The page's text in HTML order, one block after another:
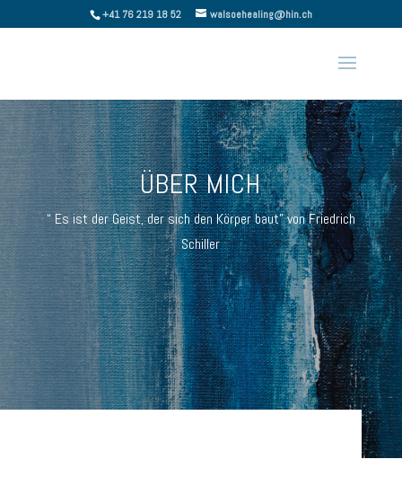
+41 76 219 18 52 walsoehealing@hin.ch
ÜBER MICH
“ Es ist der Geist, der sich den Körper baut” von Friedrich
Schiller